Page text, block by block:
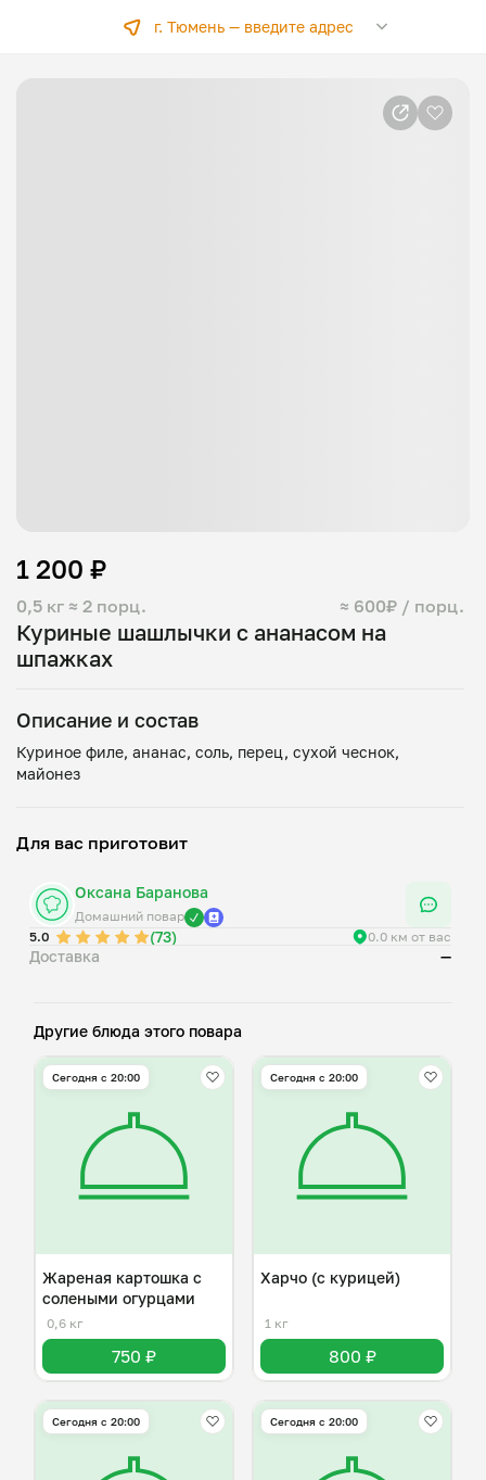
г. Тюмень — введите адрес
Куриные шашлычки с ананасом на
шпажках
0,5 кг ≈ 2 порц. ≈ 600₽ / порц.
1 200 ₽
Описание и состав
Куриное филе, ананас, соль, перец, сухой чеснок,
Для вас приготовит
Оксана Баранова
Домашний повар
5.0
(73) 0.0 км от вас
Доставка —
Другие блюда этого повара
Сегодня с 20:00
Жареная картошка с
солеными огурцами
0,6 кг
750 ₽
Сегодня с 20:00
Харчо (с курицей)
1 кг
800 ₽
Сегодня с 20:00 Сегодня с 20:00